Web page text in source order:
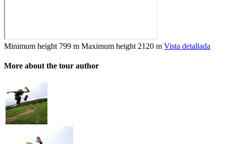
Minimum height 799 m Maximum height 2120 m Vista detallada
More about the tour author